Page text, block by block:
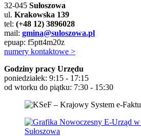
32-045 Sułoszowa
ul. Krakowska 139
tel: (+48 12) 3896028
mail: gmina@suloszowa.pl
epuap: f5ptt4m20z
numery kontaktowe >
Godziny pracy Urzędu
poniedziałek: 9:15 - 17:15
od wtorku do piątku: 7:30 - 15:30